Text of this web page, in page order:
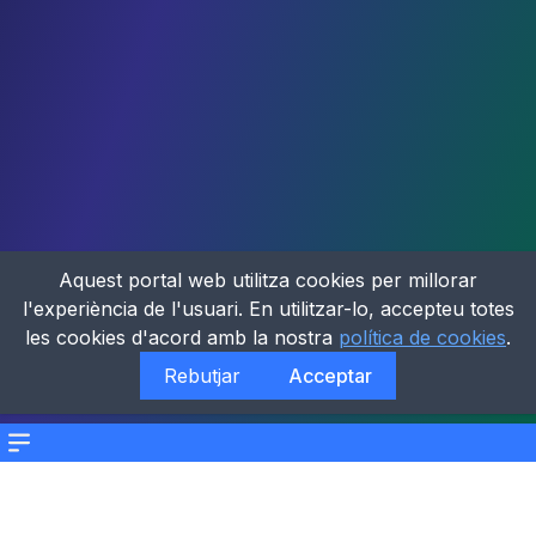
Menu
Aquest portal web utilitza cookies per millorar
l'experiència de l'usuari. En utilitzar-lo, accepteu totes
les cookies d'acord amb la nostra política de cookies.
Rebutjar
Acceptar